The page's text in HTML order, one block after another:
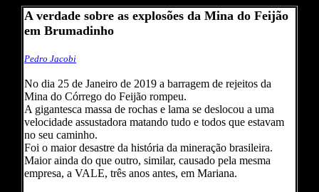
A verdade sobre as explosões da Mina do Feijão
em Brumadinho
Pedro Jacobi
No dia 25 de Janeiro de 2019 a barragem de rejeitos da
Mina do Córrego do Feijão rompeu.
A gigantesca massa de rochas e lama se deslocou a uma
velocidade assustadora matando tudo e todos que estavam
no seu caminho.
Foi o maior desastre da história da mineração brasileira.
Maior ainda do que outro, similar, causado pela mesma
empresa, a VALE, três anos antes, em Mariana.